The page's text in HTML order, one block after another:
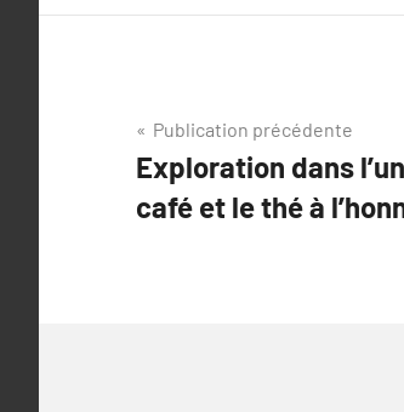
Navigation
de
l’article
Publication précédente
Exploration dans
café et le thé à